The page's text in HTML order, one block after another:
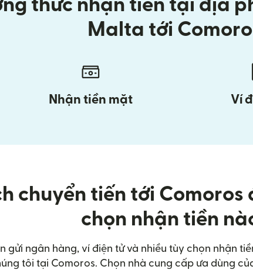
thức nhận tiền tại địa
Malta tới
Nhận tiền mặt Ví
chuyển tiến tới Comoros
chọn nhận tiền
gửi ngân hàng, ví điện tử và nhiều tùy chọn nhận
tôi tại Comoros. Chọn nhà cung cấp ưa dùng